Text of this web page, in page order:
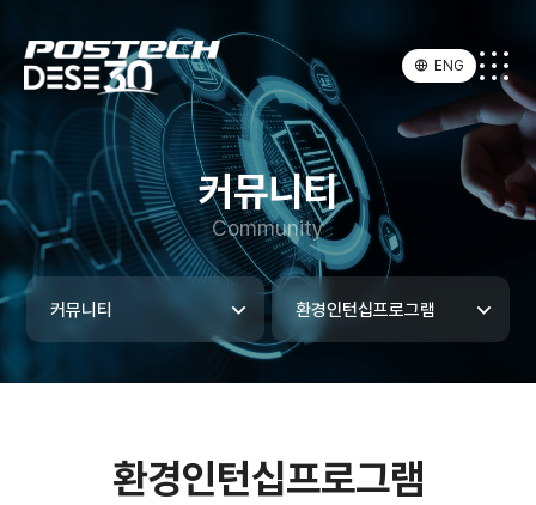
ENG
커뮤니티
Community
커뮤니티 환경인턴십프로그램
환경인턴십프로그램